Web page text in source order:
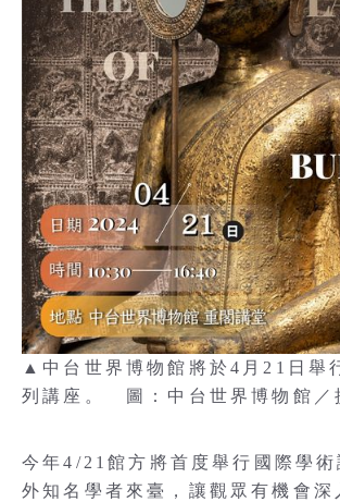
▲中台世界博物館將於4月21日舉
列講座。 圖：中台世界博物館／
今年4/21館方將首度舉行國際學術
外知名學者來臺，讓觀眾有機會深